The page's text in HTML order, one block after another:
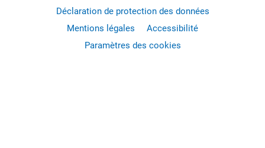
Déclaration de protection des données
Mentions légales
Accessibilité
Paramètres des cookies